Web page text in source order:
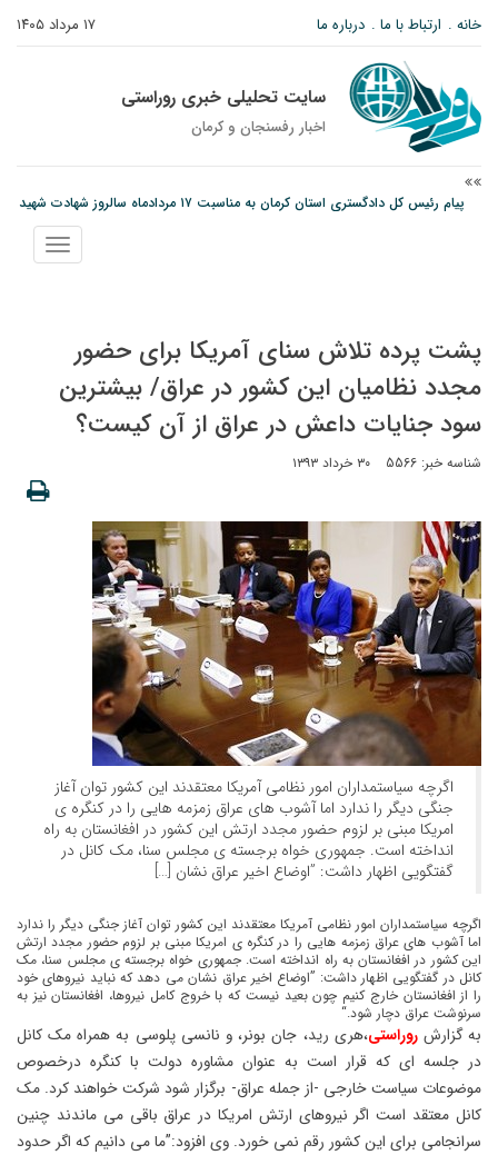
۱۷ مرداد ۱۴۰۵ خانه ارتباط با ما درباره ما
سایت تحلیلی خبری روراستی
اخبار رفسنجان و كرمان
پیام رئیس کل دادگستری استان کرمان به مناسبت ۱۷ مردادماه سالروز شهادت شهید
نمایش
منو
پشت پرده تلاش سنای آمریکا برای حضور
مجدد نظامیان این کشور در عراق/ بیشترین
سود جنایات داعش در عراق از آن کیست؟
شناسه خبر: 5566 ۳۰ خرداد ۱۳۹۳
اگرچه سیاستمداران امور نظامی آمریکا معتقدند این کشور توان آغاز
جنگی دیگر را ندارد اما آشوب های عراق زمزمه هایی را در کنگره ی
امریکا مبنی بر لزوم حضور مجدد ارتش این کشور در افغانستان به راه
انداخته است. جمهوری خواه برجسته ی مجلس سنا، مک کانل در
گفتگویی اظهار داشت: ”اوضاع اخیر عراق نشان […]
اگرچه سیاستمداران امور نظامی آمریکا معتقدند این کشور توان آغاز جنگی دیگر را ندارد
اما آشوب های عراق زمزمه هایی را در کنگره ی امریکا مبنی بر لزوم حضور مجدد ارتش
این کشور در افغانستان به راه انداخته است. جمهوری خواه برجسته ی مجلس سنا، مک
کانل در گفتگویی اظهار داشت: ”اوضاع اخیر عراق نشان می دهد که نباید نیروهای خود
را از افغانستان خارج کنیم چون بعید نیست که با خروج کامل نیروها، افغانستان نیز به
سرنوشت عراق دچار شود.“
به گزارش روراستی،هری رید، جان بونر، و نانسی پلوسی به همراه مک کانل
در جلسه ای که قرار است به عنوان مشاوره دولت با کنگره درخصوص
موضوعات سیاست خارجی -از جمله عراق- برگزار شود شرکت خواهند کرد. مک
کانل معتقد است اگر نیروهای ارتش امریکا در عراق باقی می ماندند چنین
سرانجامی برای این کشور رقم نمی خورد. وی افزود:”ما می دانیم که اگر حدود